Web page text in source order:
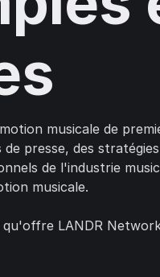
musicale de
presse, des
de l'industrie
musicale.
LANDR